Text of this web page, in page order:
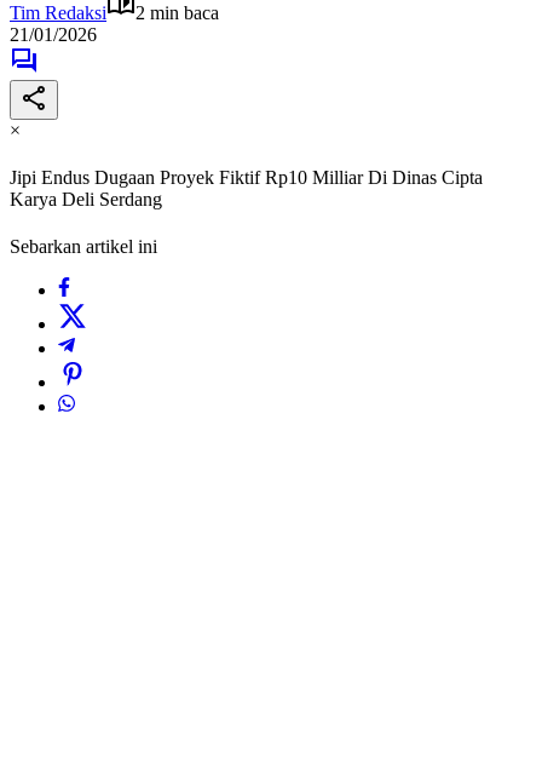
Tim Redaksi
2 min baca
21/01/2026
×
Jipi Endus Dugaan Proyek Fiktif Rp10 Milliar Di Dinas Cipta
Karya Deli Serdang
Sebarkan artikel ini